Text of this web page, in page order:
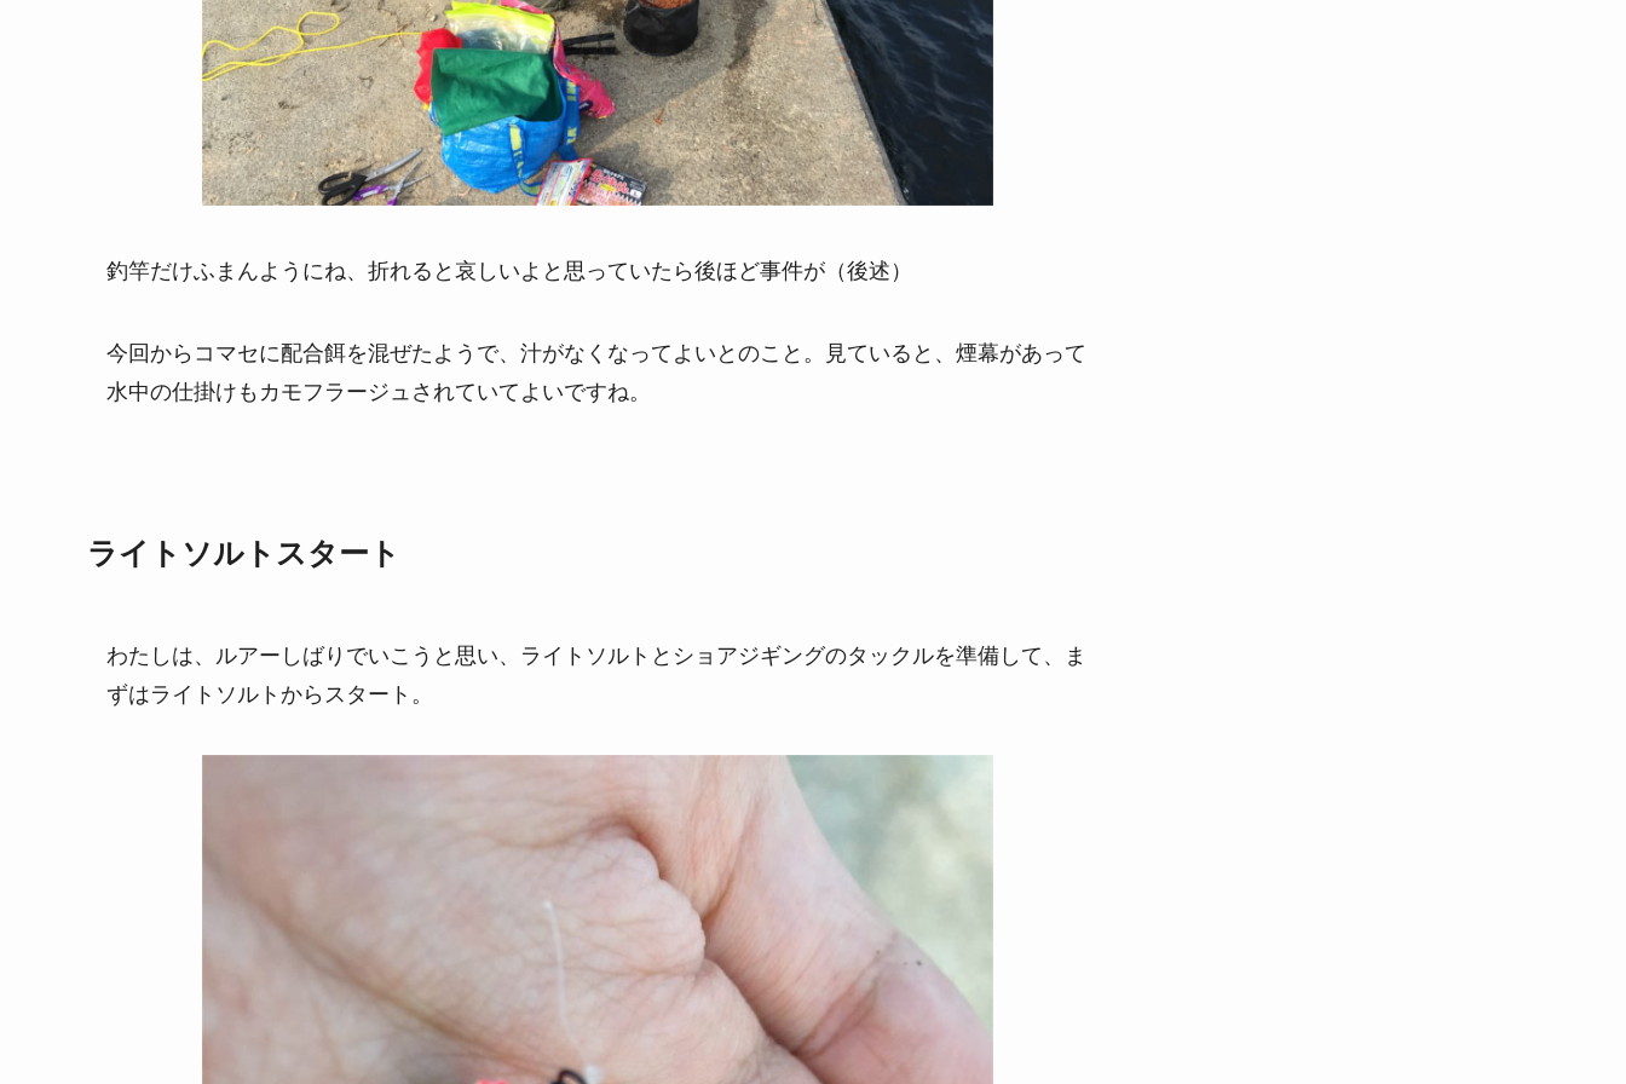
釣竿だけふまんようにね、折れると哀しいよと思っていたら後ほど事件が（後述）
今回からコマセに配合餌を混ぜたようで、汁がなくなってよいとのこと。見ていると、煙幕があって
水中の仕掛けもカモフラージュされていてよいですね。
ライトソルトスタート
わたしは、ルアーしばりでいこうと思い、ライトソルトとショアジギングのタックルを準備して、ま
ずはライトソルトからスタート。